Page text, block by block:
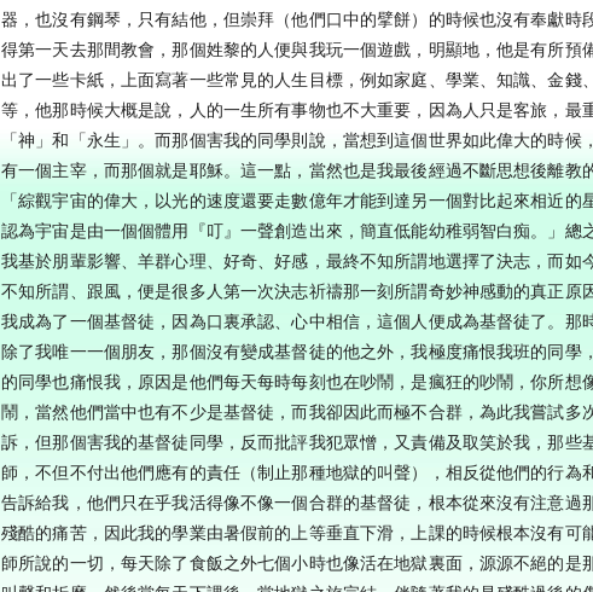
器，也沒有鋼琴，只有結他，但崇拜（他們口中的擘餅）的時候也沒有奉獻時
得第一天去那間教會，那個姓黎的人便與我玩一個遊戲，明顯地，他是有所預
出了一些卡紙，上面寫著一些常見的人生目標，例如家庭、學業、知識、金錢
等，他那時候大概是說，人的一生所有事物也不大重要，因為人只是客旅，最
「神」和「永生」。而那個害我的同學則說，當想到這個世界如此偉大的時候
有一個主宰，而那個就是耶穌。這一點，當然也是我最後經過不斷思想後離教
「綜觀宇宙的偉大，以光的速度還要走數億年才能到達另一個對比起來相近的
認為宇宙是由一個個體用『叮』一聲創造出來，簡直低能幼稚弱智白痴。」總
我基於朋輩影響、羊群心理、好奇、好感，最終不知所謂地選擇了決志，而如
不知所謂、跟風，便是很多人第一次決志祈禱那一刻所謂奇妙神感動的真正原
我成為了一個基督徒，因為口裏承認、心中相信，這個人便成為基督徒了。那
除了我唯一一個朋友，那個沒有變成基督徒的他之外，我極度痛恨我班的同學
的同學也痛恨我，原因是他們每天每時每刻也在吵鬧，是瘋狂的吵鬧，你所想
鬧，當然他們當中也有不少是基督徒，而我卻因此而極不合群，為此我嘗試多
訴，但那個害我的基督徒同學，反而批評我犯眾憎，又責備及取笑於我，那些
師，不但不付出他們應有的責任（制止那種地獄的叫聲），相反從他們的行為
告訴給我，他們只在乎我活得像不像一個合群的基督徒，根本從來沒有注意過
殘酷的痛苦，因此我的學業由暑假前的上等垂直下滑，上課的時候根本沒有可
師所說的一切，每天除了食飯之外七個小時也像活在地獄裏面，源源不絕的是